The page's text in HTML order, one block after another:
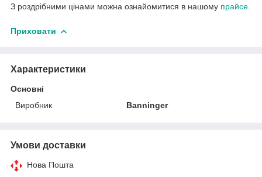
З роздрібними цінами можна ознайомитися в нашому прайсе
Приховати
Характеристики
Основні
Виробник
Banninger
Умови доставки
Нова Пошта